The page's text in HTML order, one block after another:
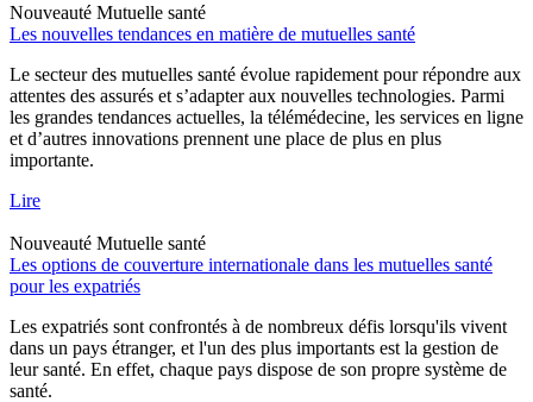
Nouveauté Mutuelle santé
Les nouvelles tendances en matière de mutuelles santé
Le secteur des mutuelles santé évolue rapidement pour répondre aux
attentes des assurés et s’adapter aux nouvelles technologies. Parmi
les grandes tendances actuelles, la télémédecine, les services en ligne
et d’autres innovations prennent une place de plus en plus
importante.
Lire
Nouveauté Mutuelle santé
Les options de couverture internationale dans les mutuelles santé
pour les expatriés
Les expatriés sont confrontés à de nombreux défis lorsqu'ils vivent
dans un pays étranger, et l'un des plus importants est la gestion de
leur santé. En effet, chaque pays dispose de son propre système de
santé.